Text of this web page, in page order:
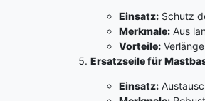
Einsatz: Schutz
Merkmale: Aus
Vorteile:
Ersatzseile für
Einsatz: